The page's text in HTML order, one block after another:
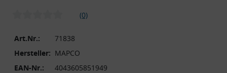
(0)
Art.Nr.:
71838
Hersteller: MAPCO
EAN-Nr.:
4043605851949